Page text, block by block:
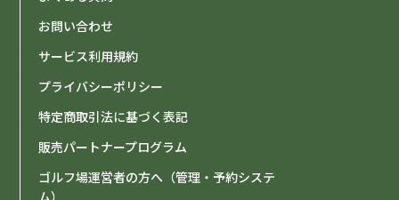
お問い合わせ
サービス利用規約
プライバシーポリシー
特定商取引法に基づく表記
販売パートナープログラム
ゴルフ場運営者の方へ（管理・予約システ
ム）